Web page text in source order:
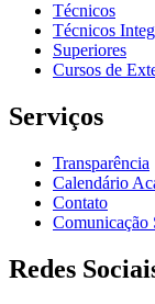
Técnicos
Técnicos
Superiores
Cursos de
Serviços
Transparência
Calendário
Contato
Comunicação
Redes